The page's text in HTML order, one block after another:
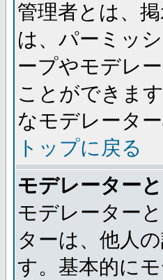
管理者とは、
は、パーミッ
ープやモデレ
ことができま
なモデレータ
トップに戻る
モデレーター
モデレーター
ターは、他人
す。基本的に